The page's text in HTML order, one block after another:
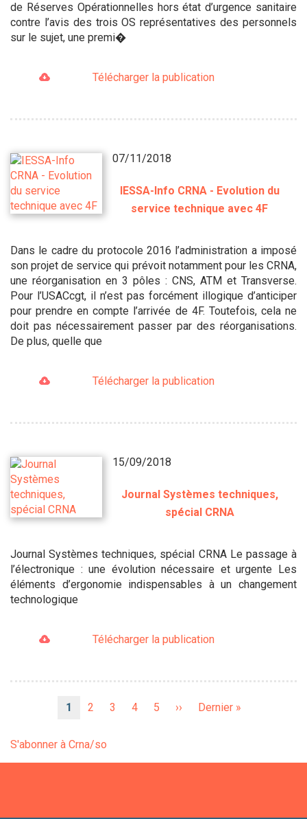
de Réserves Opérationnelles hors état d’urgence sanitaire
contre l’avis des trois OS représentatives des personnels
sur le sujet, une premi�
Télécharger la publication
07/11/2018
IESSA-Info CRNA - Evolution du
service technique avec 4F
Dans le cadre du protocole 2016 l’administration a imposé
son projet de service qui prévoit notamment pour les CRNA,
une réorganisation en 3 pôles : CNS, ATM et Transverse.
Pour l’USACcgt, il n’est pas forcément illogique d’anticiper
pour prendre en compte l’arrivée de 4F. Toutefois, cela ne
doit pas nécessairement passer par des réorganisations.
De plus, quelle que
Télécharger la publication
15/09/2018
Journal Systèmes techniques,
spécial CRNA
Journal Systèmes techniques, spécial CRNA Le passage à
l’électronique : une évolution nécessaire et urgente Les
éléments d’ergonomie indispensables à un changement
technologique
Télécharger la publication
Page
1 Page
2 Page
3 Page
4 Page
5
Page
››
Dernière
Dernier »
S'abonner à Crna/so